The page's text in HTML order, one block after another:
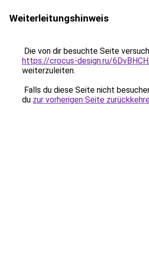
Weiterleitungshinweis
Die von dir besuchte Seite
https://crocus-design.ru/
weiterzuleiten.
Falls du diese Seite nicht
du zur vorherigen Seite